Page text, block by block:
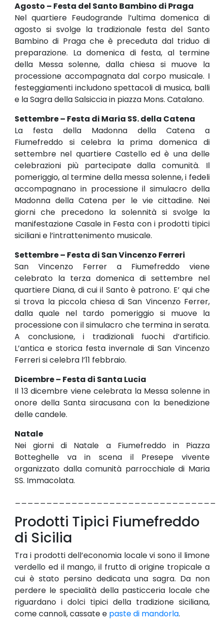
Agosto – Festa del Santo Bambino di Praga
Nel quartiere Feudogrande l’ultima domenica di
agosto si svolge la tradizionale festa del Santo
Bambino di Praga che è preceduta dal triduo di
preparazione. La domenica di festa, al termine
della Messa solenne, dalla chiesa si muove la
processione accompagnata dal corpo musicale. I
festeggiamenti includono spettacoli di musica, balli
e la Sagra della Salsiccia in piazza Mons. Catalano.
Settembre – Festa di Maria SS. della Catena
La festa della Madonna della Catena a
Fiumefreddo si celebra la prima domenica di
settembre nel quartiere Castello ed è una delle
celebrazioni più partecipate dalla comunità. Il
pomeriggio, al termine della messa solenne, i fedeli
accompagnano in processione il simulacro della
Madonna della Catena per le vie cittadine. Nei
giorni che precedono la solennità si svolge la
manifestazione Casale in Festa con i prodotti tipici
siciliani e l’intrattenimento musicale.
Settembre – Festa di San Vincenzo Ferreri
San Vincenzo Ferrer a Fiumefreddo viene
celebrato la terza domenica di settembre nel
quartiere Diana, di cui il Santo è patrono. E’ qui che
si trova la piccola chiesa di San Vincenzo Ferrer,
dalla quale nel tardo pomeriggio si muove la
processione con il simulacro che termina in serata.
A conclusione, i tradizionali fuochi d’artificio.
L’antica e storica festa invernale di San Vincenzo
Ferreri si celebra l’11 febbraio.
Dicembre – Festa di Santa Lucia
Il 13 dicembre viene celebrata la Messa solenne in
onore della Santa siracusana con la benedizione
delle candele.
Natale
Nei giorni di Natale a Fiumefreddo in Piazza
Botteghelle va in scena il Presepe vivente
organizzato dalla comunità parrocchiale di Maria
SS. Immacolata.
Prodotti Tipici Fiumefreddo
di Sicilia
Tra i prodotti dell’economia locale vi sono il limone
verdello ed il mango, il frutto di origine tropicale a
cui è stato persino dedicata una sagra. Da non
perdere le specialità della pasticceria locale che
riguardano i dolci tipici della tradizione siciliana,
come cannoli, cassate e paste di mandorla.